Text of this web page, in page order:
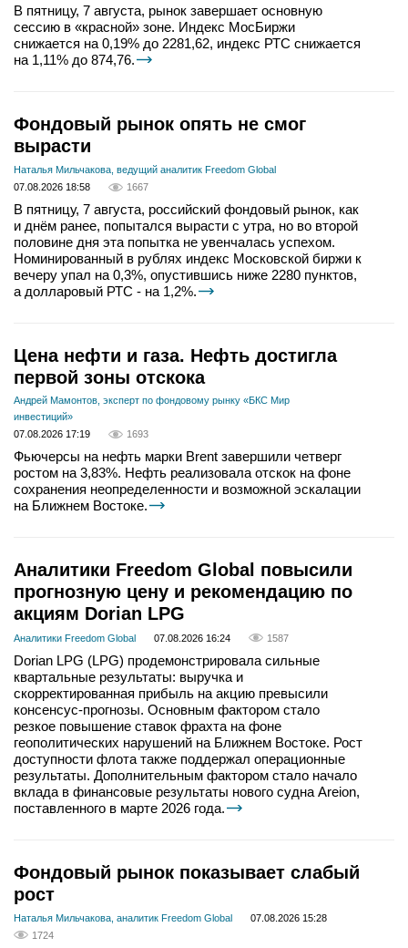
В пятницу, 7 августа, рынок завершает основную
сессию в «красной» зоне. Индекс МосБиржи
снижается на 0,19% до 2281,62, индекс РТС снижается
на 1,11% до 874,76.
Фондовый рынок опять не смог
вырасти
Наталья Мильчакова, ведущий аналитик Freedom Global
07.08.2026 18:58
1667
В пятницу, 7 августа, российский фондовый рынок, как
и днём ранее, попытался вырасти с утра, но во второй
половине дня эта попытка не увенчалась успехом.
Номинированный в рублях индекс Московской биржи к
вечеру упал на 0,3%, опустившись ниже 2280 пунктов,
а долларовый РТС - на 1,2%.
Цена нефти и газа. Нефть достигла
первой зоны отскока
Андрей Мамонтов, эксперт по фондовому рынку «БКС Мир
инвестиций»
07.08.2026 17:19
1693
Фьючерсы на нефть марки Brent завершили четверг
ростом на 3,83%. Нефть реализовала отскок на фоне
сохранения неопределенности и возможной эскалации
на Ближнем Востоке.
Аналитики Freedom Global повысили
прогнозную цену и рекомендацию по
акциям Dorian LPG
Аналитики Freedom Global 07.08.2026 16:24 1587
Dorian LPG (LPG) продемонстрировала сильные
квартальные результаты: выручка и
скорректированная прибыль на акцию превысили
консенсус-прогнозы. Основным фактором стало
резкое повышение ставок фрахта на фоне
геополитических нарушений на Ближнем Востоке. Рост
доступности флота также поддержал операционные
результаты. Дополнительным фактором стало начало
вклада в финансовые результаты нового судна Areion,
поставленного в марте 2026 года.
Фондовый рынок показывает слабый
рост
Наталья Мильчакова, аналитик Freedom Global
07.08.2026 15:28
1724